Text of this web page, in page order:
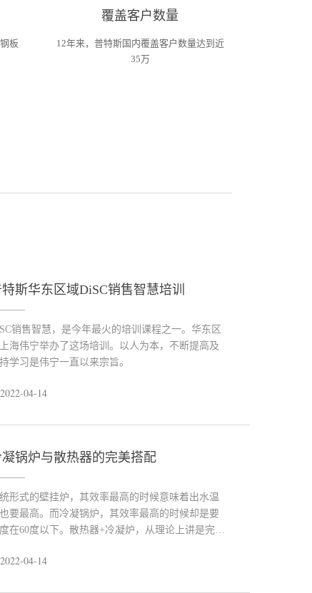
板
覆盖客户数量
12年来，普特斯国内覆盖客户数量达到近
35万
斯华东区域DiSC销售智慧培训
销售智慧，是今年最火的培训课程之一。华东区
海伟宁举办了这场培训。以人为本，不断提高及
学习是伟宁一直以来宗旨。
2022-04-14
凝锅炉与散热器的完美搭配
形式的壁挂炉，其效率最高的时候意味着出水温
要最高。而冷凝锅炉，其效率最高的时候却是要
在60度以下。散热器+冷凝炉，从理论上讲是完全
到了印证。 经过实际测试后发现，虽然散热器的对
2022-04-14